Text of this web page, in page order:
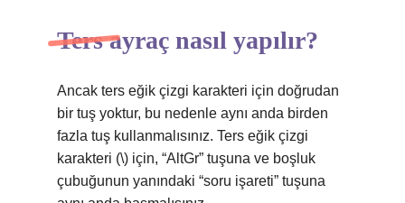
Ters ayraç nasıl yapılır?
Ancak ters eğik çizgi karakteri için doğrudan
bir tuş yoktur, bu nedenle aynı anda birden
fazla tuş kullanmalısınız. Ters eğik çizgi
karakteri (\) için, “AltGr” tuşuna ve boşluk
çubuğunun yanındaki “soru işareti” tuşuna